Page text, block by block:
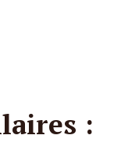
: